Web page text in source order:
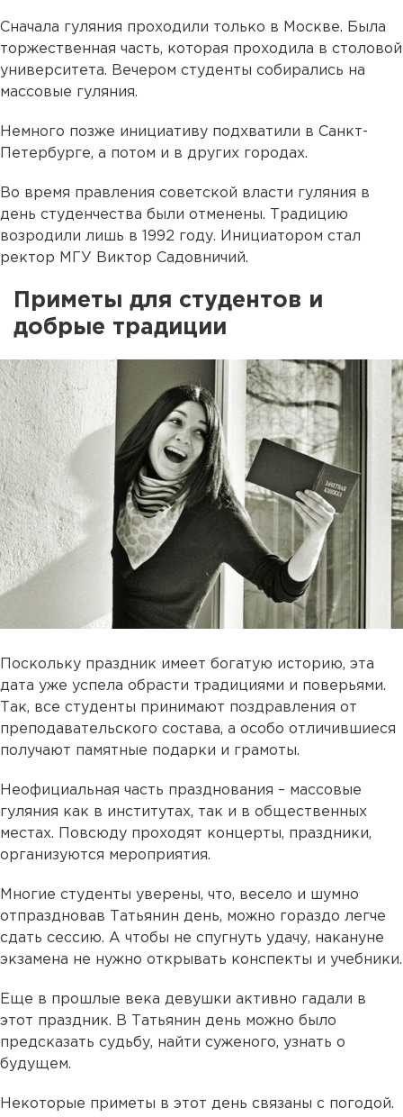
Сначала гуляния проходили только в Москве. Была
торжественная часть, которая проходила в столовой
университета. Вечером студенты собирались на
массовые гуляния.
Немного позже инициативу подхватили в Санкт-
Петербурге, а потом и в других городах.
Во время правления советской власти гуляния в
день студенчества были отменены. Традицию
возродили лишь в 1992 году. Инициатором стал
ректор МГУ Виктор Садовничий.
Приметы для студентов и
добрые традиции
Поскольку праздник имеет богатую историю, эта
дата уже успела обрасти традициями и поверьями.
Так, все студенты принимают поздравления от
преподавательского состава, а особо отличившиеся
получают памятные подарки и грамоты.
Неофициальная часть празднования – массовые
гуляния как в институтах, так и в общественных
местах. Повсюду проходят концерты, праздники,
организуются мероприятия.
Многие студенты уверены, что, весело и шумно
отпраздновав Татьянин день, можно гораздо легче
сдать сессию. А чтобы не спугнуть удачу, накануне
экзамена не нужно открывать конспекты и учебники.
Еще в прошлые века девушки активно гадали в
этот праздник. В Татьянин день можно было
предсказать судьбу, найти суженого, узнать о
будущем.
Некоторые приметы в этот день связаны с погодой.